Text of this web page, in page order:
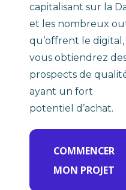
capitalisant sur la
et les nombreux
qu’offrent le digital,
vous obtiendrez
prospects de
ayant un fort
potentiel d’achat.
COMMENCER
MON PROJET